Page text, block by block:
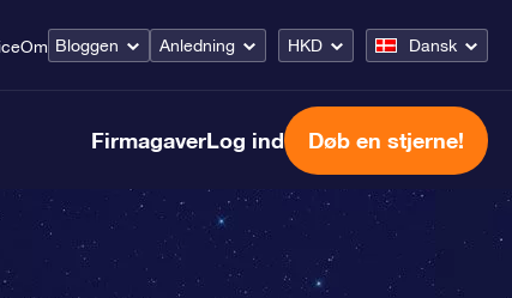
Om Bloggen Anledning HKD Dansk
FirmagaverLog ind Døb en stjerne!